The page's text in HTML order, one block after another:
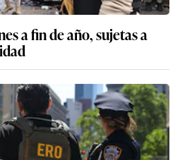
a fin de año, sujetas a